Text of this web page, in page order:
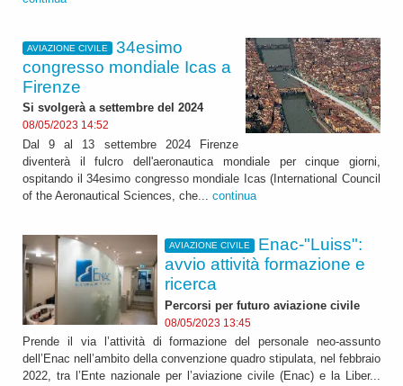
AVIAZIONE CIVILE
34esimo
congresso mondiale Icas a
Firenze
Si svolgerà a settembre del 2024
08/05/2023 14:52
Dal 9 al 13 settembre 2024 Firenze
diventerà il fulcro dell'aeronautica mondiale per cinque giorni,
ospitando il 34esimo congresso mondiale Icas (International Council
of the Aeronautical Sciences, che... continua
AVIAZIONE CIVILE
Enac-"Luiss":
avvio attività formazione e
ricerca
Percorsi per futuro aviazione civile
08/05/2023 13:45
Prende il via l’attività di formazione del personale neo-assunto
dell’Enac nell’ambito della convenzione quadro stipulata, nel febbraio
2022, tra l’Ente nazionale per l’aviazione civile (Enac) e la Liber...